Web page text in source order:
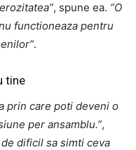
, spune ea. “O
functioneaza pentru
.
tine
prin care poti deveni o
per ansamblu.”,
dificil sa simti ceva